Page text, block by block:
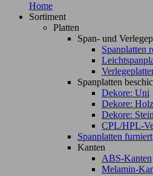
Home
Sortiment
Platten
Span- und
Spanplatten
Spanplatten
Dekore: Uni
Dekore: Holz
Dekore:
CPL/HPL-
Spanplatten furniert
Kanten
ABS-Kanten
Melamin-